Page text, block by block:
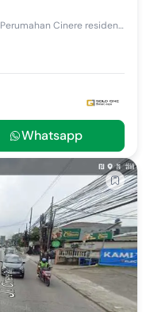
Di jual Rumah di Komplek Tenang Asri di Perumahan Cinere residence Depok lingkungan hijau jalan lebar dekat jalan raya utama Akses strategis 5 men...
Whatsapp